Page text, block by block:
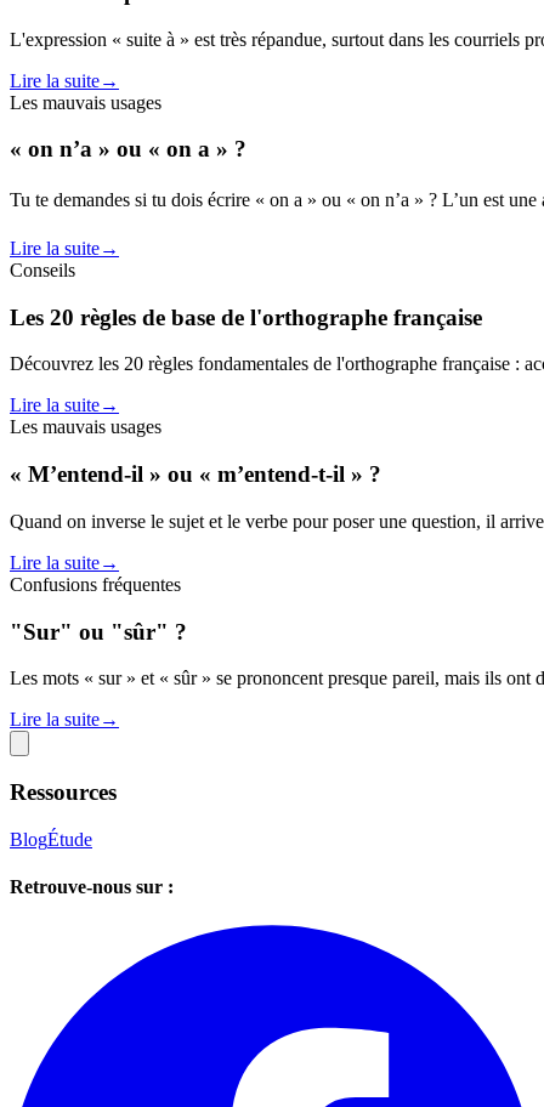
L'expression « suite à » est très répandue, surtout dans les courriels
Lire la suite→
Les mauvais usages
« on n’a » ou « on a » ?
Tu te demandes si tu dois écrire « on a » ou « on n’a » ? L’un est
Lire la suite→
Conseils
Les 20 règles de base de l'orthographe française
Découvrez les 20 règles fondamentales de l'orthographe française :
Lire la suite→
Les mauvais usages
« M’entend-il » ou « m’entend-t-il » ?
Quand on inverse le sujet et le verbe pour poser une question, il
Lire la suite→
Confusions fréquentes
"Sur" ou "sûr" ?
Les mots « sur » et « sûr » se prononcent presque pareil, mais ils
Lire la suite→
Ressources
BlogÉtude
Retrouve-nous sur :